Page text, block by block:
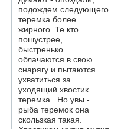
подождем следующего
теремка более
жирного. Те кто
пошустрее,
быстренько
облачаются в свою
снарягу и пытаются
ухватиться за
уходящий хвостик
теремка. Но увы -
рыба теремок она
скользкая такая.